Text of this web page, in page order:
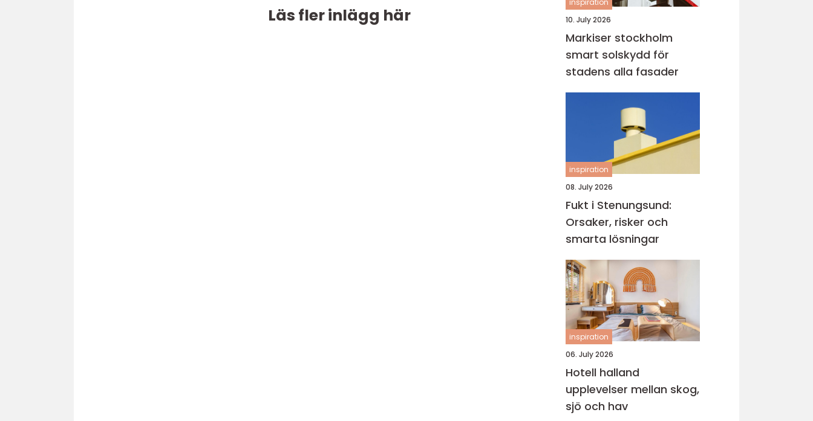
Läs fler inlägg här
inspiration
10. July 2026
Markiser stockholm
smart solskydd för
stadens alla fasader
inspiration
08. July 2026
Fukt i Stenungsund:
Orsaker, risker och
smarta lösningar
inspiration
06. July 2026
Hotell halland
upplevelser mellan skog,
sjö och hav